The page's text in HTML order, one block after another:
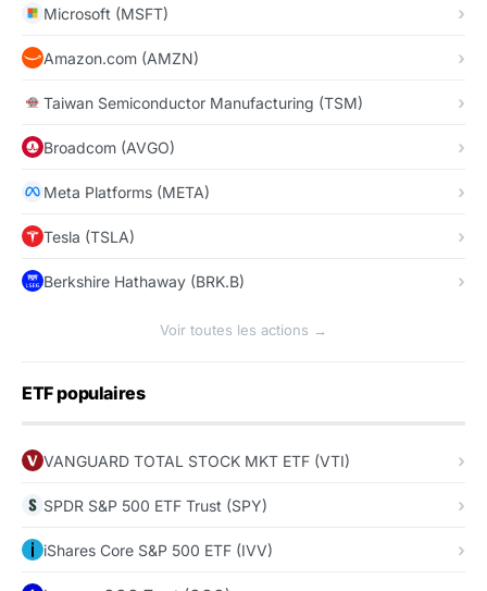
Microsoft (MSFT)
Amazon.com (AMZN)
Taiwan Semiconductor Manufacturing (TSM)
Broadcom (AVGO)
Meta Platforms (META)
Tesla (TSLA)
Berkshire Hathaway (BRK.B)
Voir toutes les actions →
ETF populaires
VANGUARD TOTAL STOCK MKT ETF (VTI)
SPDR S&P 500 ETF Trust (SPY)
iShares Core S&P 500 ETF (IVV)